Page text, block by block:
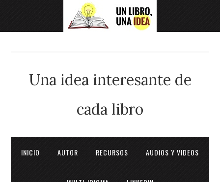
Una idea interesante de
cada libro
INICIO AUTOR RECURSOS AUDIOS Y VIDEOS